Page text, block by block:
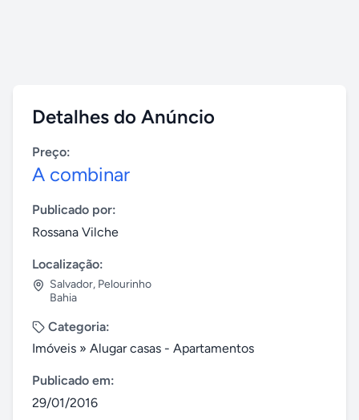
Detalhes do Anúncio
Preço:
A combinar
Publicado por:
Rossana Vilche
Localização:
Salvador, Pelourinho
Bahia
Categoria:
Imóveis » Alugar casas - Apartamentos
Publicado em:
29/01/2016